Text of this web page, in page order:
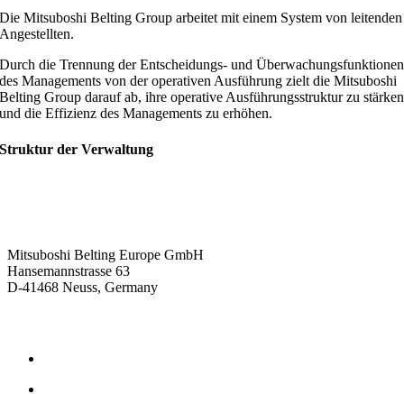
Die Mitsuboshi Belting Group arbeitet mit einem System von leitenden
Angestellten.
Durch die Trennung der Entscheidungs- und Überwachungsfunktionen
des Managements von der operativen Ausführung zielt die Mitsuboshi
Belting Group darauf ab, ihre operative Ausführungsstruktur zu stärken
und die Effizienz des Managements zu erhöhen.
Struktur der Verwaltung
Mitsuboshi Belting Europe GmbH
Hansemannstrasse 63
D-41468 Neuss, Germany